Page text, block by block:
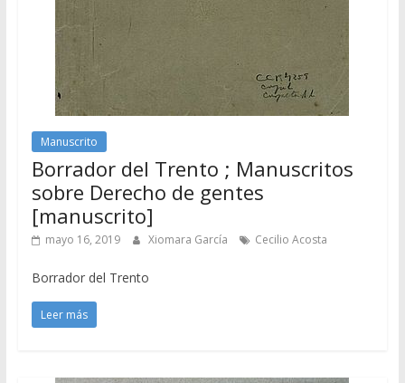
Manuscrito
Borrador del Trento ; Manuscritos
sobre Derecho de gentes
[manuscrito]
mayo 16, 2019 Xiomara García Cecilio Acosta
Borrador del Trento
Leer más